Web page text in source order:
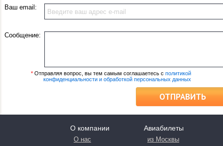
Ваш email:
Сообщение:
* Отправляя вопрос, вы тем самым соглашаетесь с политикой
конфиденциальности и обработкой персональных данных
ОТПРАВИТЬ
О компании
О нас
Авиабилеты
из Москвы